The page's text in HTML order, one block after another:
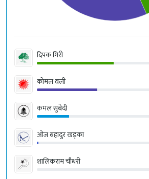
दिपक गिरी
कोमल वली
कमल सुबेदी
ओज बहादुर खड्का
शालिकराम चौधरी